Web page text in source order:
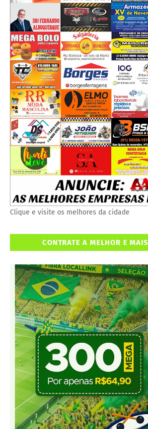
Clique e visite os melhores da cidade
CONTRATE A MELHOR E